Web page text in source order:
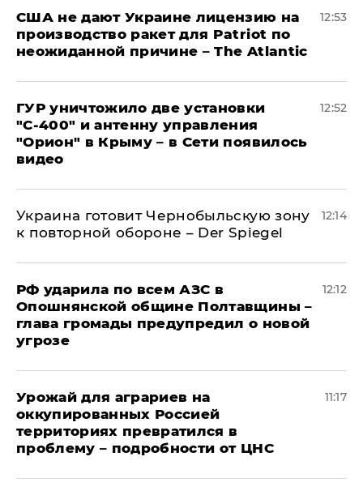
США не дают Украине лицензию на
производство ракет для Patriot по
неожиданной причине – The Atlantic
12:53
ГУР уничтожило две установки
"С‑400" и антенну управления
"Орион" в Крыму – в Сети появилось
видео
12:52
Украина готовит Чернобыльскую зону
к повторной обороне – Der Spiegel
12:14
РФ ударила по всем АЗС в
Опошнянской общине Полтавщины –
глава громады предупредил о новой
угрозе
12:12
Урожай для аграриев на
оккупированных Россией
территориях превратился в
проблему – подробности от ЦНС
11:17